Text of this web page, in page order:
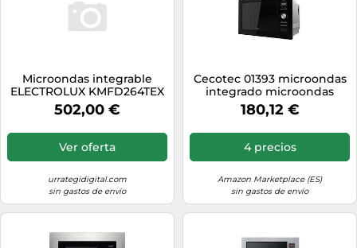
Microondas integrable
ELECTROLUX KMFD264TEX
Apertura electrónica
Capacidad 26L con Grill
502,00 €
Ver oferta
urrategidigital.com
sin gastos de envío
Cecotec 01393 microondas
integrado microondas
combinado 25 l 900 w neg
180,12 €
4 precios
Amazon Marketplace (ES)
sin gastos de envío